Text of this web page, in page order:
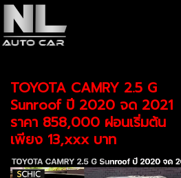
TOYOTA CAMRY 2.5 G
Sunroof ปี 2020 จด 2021
ราคา 858,000 ผ่อนเริ่มต้น
เพียง 13,xxx บาท